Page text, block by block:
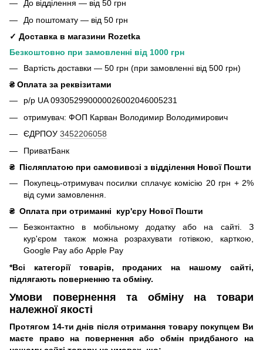
До відділення — від 50 грн
До поштомату — від 50 грн
✓ Доставка в магазини Rozetka
Безкоштовно при замовленні від 1000 грн
Вартість доставки — 50 грн (при замовленні від 500 грн)
₴ Оплата за реквізитами
р/р UA 093052990000026002046005231
отримувач: ФОП Карван Володимир Володимирович
ЄДРПОУ 3452206058
ПриватБанк
₴ Післяплатою при самовивозі з відділення Нової Пошти
Покупець-отримувач посилки сплачує комісію 20 грн + 2%
від суми замовлення.
₴ Оплата при отриманні
кур'єру Нової Пошти
Безконтактно в мобільному додатку або на сайті. З
кур'єром також можна розрахувати готівкою, карткою,
Google Pay або Apple Pay
*Всі категорії товарів, проданих на нашому сайті,
підлягають поверненню та обміну.
Умови повернення та обміну на товари
належної якості
Протягом 14-ти днів після отримання товару покупцем Ви
маєте право на повернення або обмін придбаного на